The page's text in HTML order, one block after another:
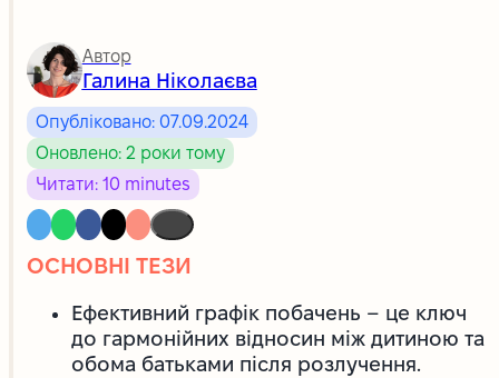
Автор
Галина Ніколаєва
Опубліковано: 07.09.2024
Оновлено: 2 роки тому
Читати: 10 minutes
ОСНОВНІ ТЕЗИ
Ефективний графік побачень – це ключ
до гармонійних відносин між дитиною та
обома батьками після розлучення.